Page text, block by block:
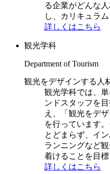
る企業がどんな
し、カリキュラ
詳しくはこちら
観光学科
Department of Tourism
観光をデザインする人
観光学科では、
ンドスタッフを
え、「観光をデ
を行っています
とどまらず、イ
ランニングなど
着けることを目標
詳しくはこちら